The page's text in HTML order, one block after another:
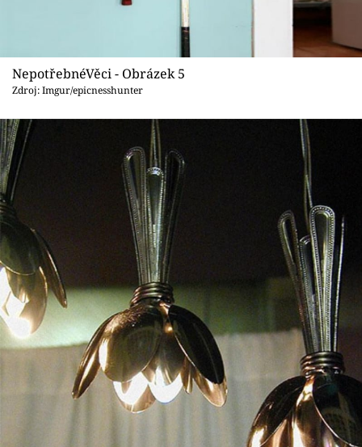
NepotřebnéVěci - Obrázek 5
Zdroj: Imgur/epicnesshunter